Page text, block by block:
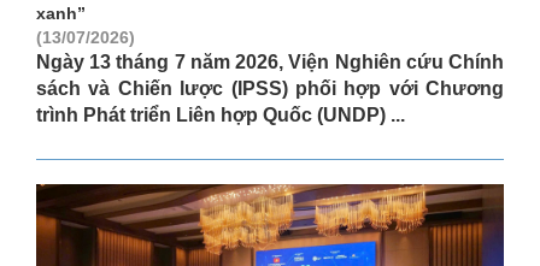
xanh”
(13/07/2026)
Ngày 13 tháng 7 năm 2026, Viện Nghiên cứu Chính
sách và Chiến lược (IPSS) phối hợp với Chương
trình Phát triển Liên hợp Quốc (UNDP) ...